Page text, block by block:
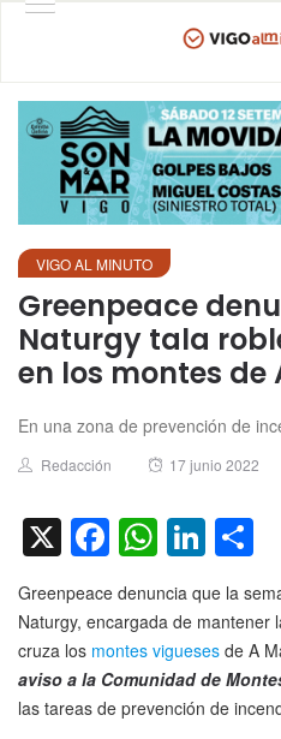
VIGO AL MINUTO
Greenpeace
Naturgy tala
en los montes de
En una zona de prevención de
Author
Redacción
Posted
17 junio 2022
X Facebook
Greenpeace denuncia que la
Naturgy, encargada de mantener
cruza los montes vigueses de A
aviso a la Comunidad de
las tareas de prevención de